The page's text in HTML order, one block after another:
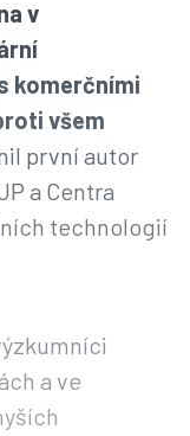
v
komerčními
všem
první autor
a Centra
technologií
a ve